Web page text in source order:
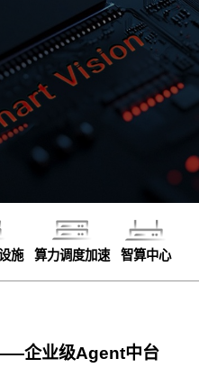
施 算力调度加速 智算中心
企业级Agent中台